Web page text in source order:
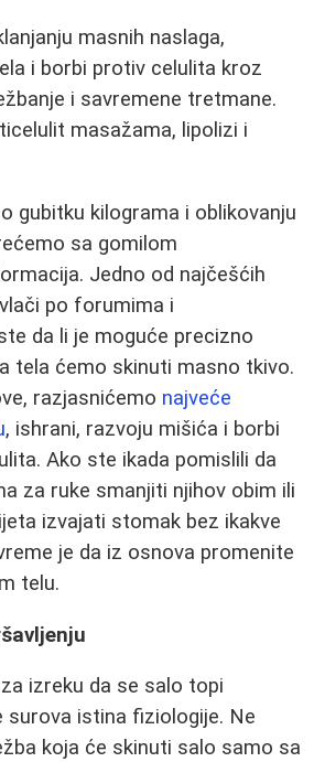
masnih naslaga,
i borbi protiv celulita kroz
i savremene tretmane.
masažama, lipolizi i
gubitku kilograma i oblikovanju
sa gomilom
Jedno od najčešćih
po forumima i
da li je moguće precizno
tela ćemo skinuti masno tkivo.
razjasnićemo najveće
, ishrani, razvoju mišića i borbi
Ako ste ikada pomislili da
za ruke smanjiti njihov obim ili
izvajati stomak bez ikakve
je da iz osnova promenite
telu.
izreku da se salo topi
surova istina fiziologije. Ne
koja će skinuti salo samo sa